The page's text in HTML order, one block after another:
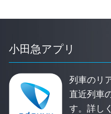
小田急アプリ
列車のリ
直近列車
す。詳し